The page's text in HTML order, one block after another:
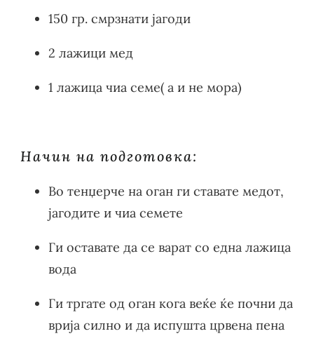
150 гр. смрзнати јагоди
2 лажици мед
1 лажица чиа семе( а и не мора)
Начин на подготовка:
Во тенџерче на оган ги ставате медот,
јагодите и чиа семете
Ги оставате да се варат со една лажица
вода
Ги тргате од оган кога веќе ќе почни да
врија силно и да испушта црвена пена